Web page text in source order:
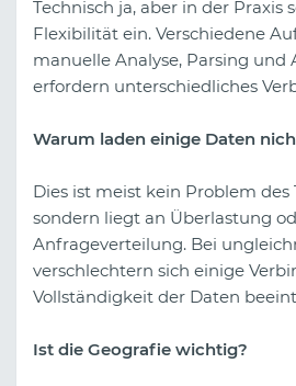
Technisch ja, aber in der Praxis
Flexibilität ein. Verschiedene
manuelle Analyse, Parsing und
erfordern unterschiedliches
Warum laden einige Daten
Dies ist meist kein Problem des
sondern liegt an Überlastung
Anfrageverteilung. Bei
verschlechtern sich einige
Vollständigkeit der Daten
Ist die Geografie wichtig?